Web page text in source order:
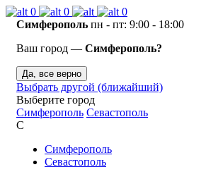
0 0
0
Симферополь пн - пт: 9:00 - 18:00
Ваш город — Симферополь?
Да, все верно
Выбрать другой (ближайший)
Выберите город
Симферополь Севастополь
С
Симферополь
Севастополь